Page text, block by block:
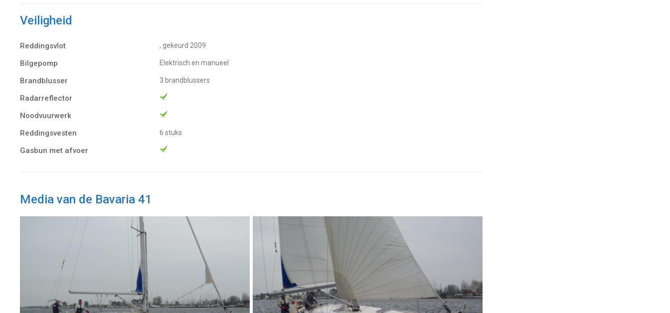
Veiligheid
Reddingsvlot , gekeurd 2009
Bilgepomp Elektrisch en manueel
Brandblusser 3 brandblussers
Radarreflector
Noodvuurwerk
Reddingsvesten
6 stuks
Gasbun met afvoer
Media van de Bavaria 41